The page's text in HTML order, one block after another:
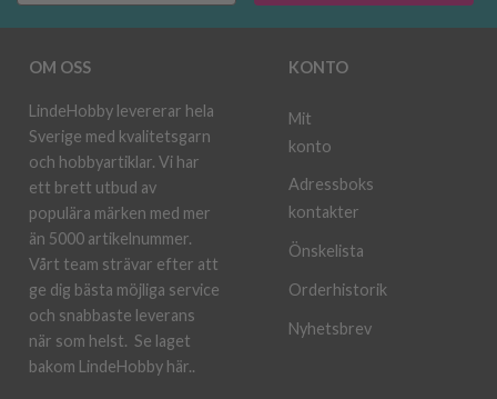
OM OSS
LindeHobby levererar hela
Sverige med kvalitetsgarn
och hobbyartiklar. Vi har
ett brett utbud av
populära märken med mer
än 5000 artikelnummer.
Vårt team strävar efter att
ge dig bästa möjliga service
och snabbaste leverans
när som helst. Se laget
bakom LindeHobby här..
KONTO
Mit
konto
Adressboks
kontakter
Önskelista
Orderhistorik
Nyhetsbrev